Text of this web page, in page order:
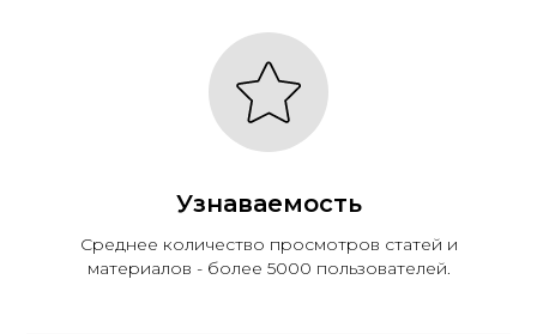
Узнаваемость
Среднее количество просмотров статей и
материалов - более 5000 пользователей.